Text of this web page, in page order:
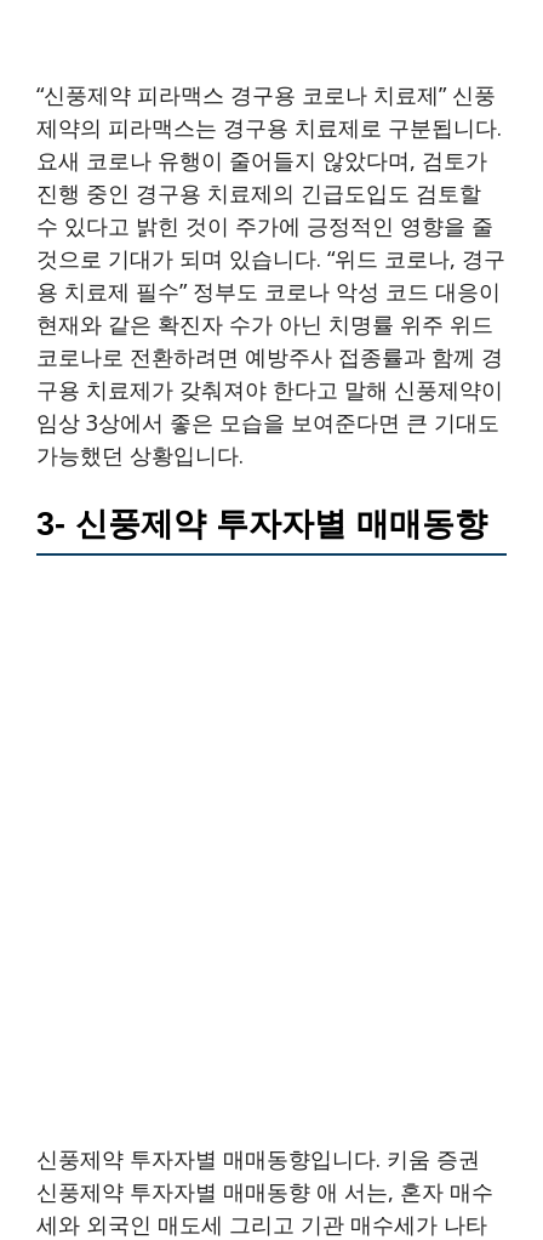
“신풍제약 피라맥스 경구용 코로나 치료제” 신풍
제약의 피라맥스는 경구용 치료제로 구분됩니다.
요새 코로나 유행이 줄어들지 않았다며, 검토가
진행 중인 경구용 치료제의 긴급도입도 검토할
수 있다고 밝힌 것이 주가에 긍정적인 영향을 줄
것으로 기대가 되며 있습니다. “위드 코로나, 경구
용 치료제 필수” 정부도 코로나 악성 코드 대응이
현재와 같은 확진자 수가 아닌 치명률 위주 위드
코로나로 전환하려면 예방주사 접종률과 함께 경
구용 치료제가 갖춰져야 한다고 말해 신풍제약이
임상 3상에서 좋은 모습을 보여준다면 큰 기대도
가능했던 상황입니다.
3- 신풍제약 투자자별 매매동향
신풍제약 투자자별 매매동향입니다. 키움 증권
신풍제약 투자자별 매매동향 애 서는, 혼자 매수
세와 외국인 매도세 그리고 기관 매수세가 나타